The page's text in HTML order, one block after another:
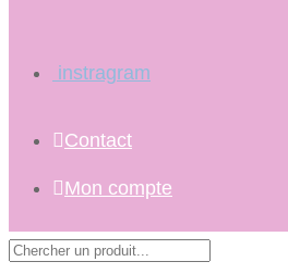
instragram
Contact
Mon compte